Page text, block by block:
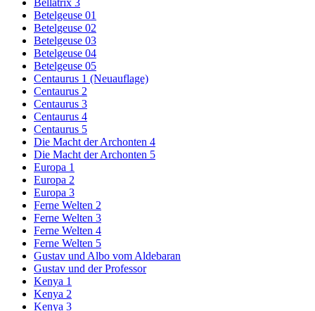
Bellatrix 3
Betelgeuse 01
Betelgeuse 02
Betelgeuse 03
Betelgeuse 04
Betelgeuse 05
Centaurus 1 (Neuauflage)
Centaurus 2
Centaurus 3
Centaurus 4
Centaurus 5
Die Macht der Archonten 4
Die Macht der Archonten 5
Europa 1
Europa 2
Europa 3
Ferne Welten 2
Ferne Welten 3
Ferne Welten 4
Ferne Welten 5
Gustav und Albo vom Aldebaran
Gustav und der Professor
Kenya 1
Kenya 2
Kenya 3